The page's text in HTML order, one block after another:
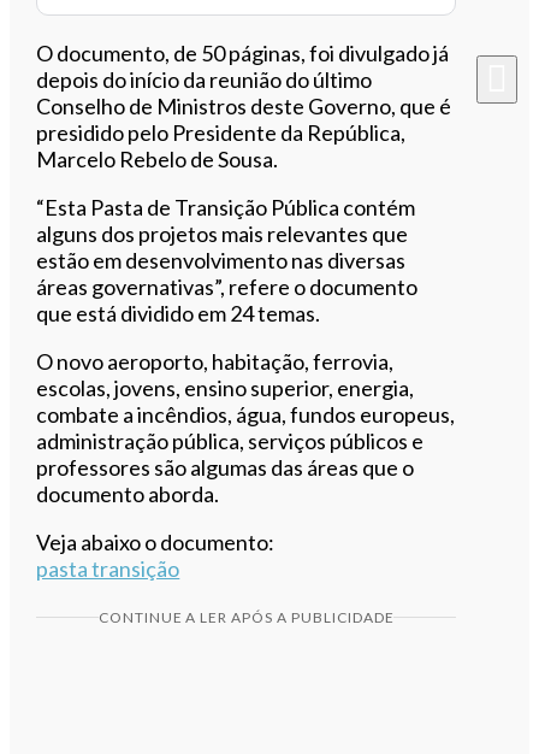
O documento, de 50 páginas, foi divulgado já
depois do início da reunião do último
Conselho de Ministros deste Governo, que é
presidido pelo Presidente da República,
Marcelo Rebelo de Sousa.
“Esta Pasta de Transição Pública contém
alguns dos projetos mais relevantes que
estão em desenvolvimento nas diversas
áreas governativas”, refere o documento
que está dividido em 24 temas.
O novo aeroporto, habitação, ferrovia,
escolas, jovens, ensino superior, energia,
combate a incêndios, água, fundos europeus,
administração pública, serviços públicos e
professores são algumas das áreas que o
documento aborda.
Veja abaixo o documento:
pasta transição
CONTINUE A LER APÓS A PUBLICIDADE